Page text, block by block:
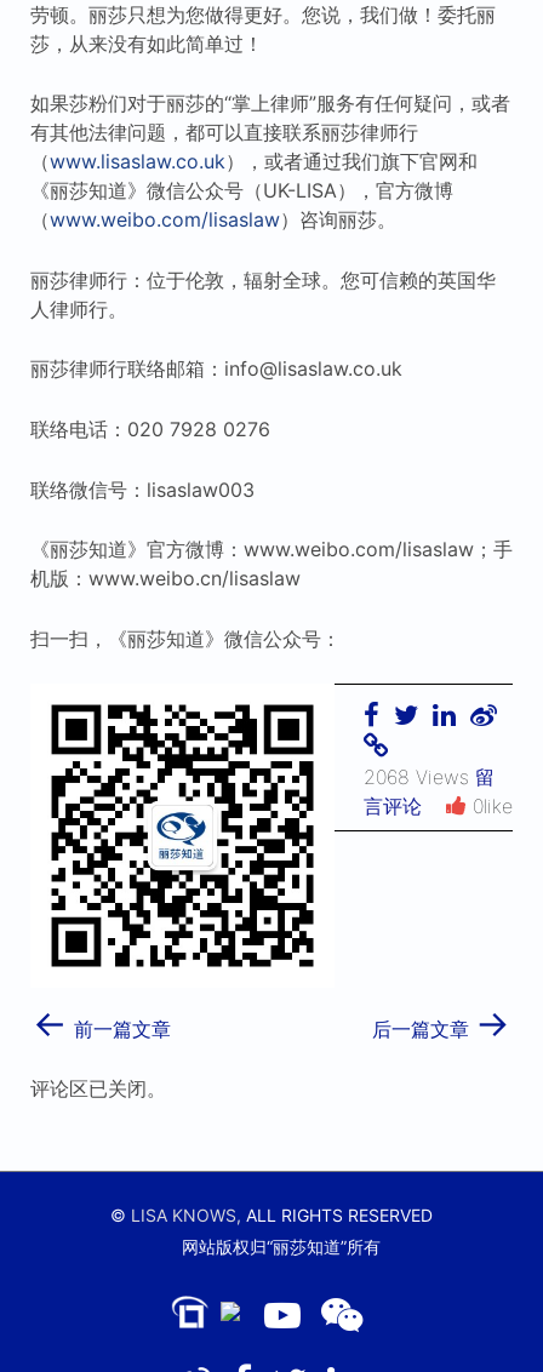
劳顿。丽莎只想为您做得更好。您说，我们做！委托丽
莎，从来没有如此简单过！
如果莎粉们对于丽莎的“掌上律师”服务有任何疑问，或者
有其他法律问题，都可以直接联系丽莎律师行
（www.lisaslaw.co.uk），或者通过我们旗下官网和
《丽莎知道》微信公众号（UK-LISA），官方微博
（www.weibo.com/lisaslaw）咨询丽莎。
丽莎律师行：位于伦敦，辐射全球。您可信赖的英国华
人律师行。
丽莎律师行联络邮箱：info@lisaslaw.co.uk
联络电话：020 7928 0276
联络微信号：lisaslaw003
《丽莎知道》官方微博：www.weibo.com/lisaslaw；手
机版：www.weibo.cn/lisaslaw
扫一扫，《丽莎知道》微信公众号：
2068 Views 留
言评论
0like
← 前一篇文章 后一篇文章 →
评论区已关闭。
© LISA KNOWS, ALL RIGHTS RESERVED
网站版权归“丽莎知道”所有